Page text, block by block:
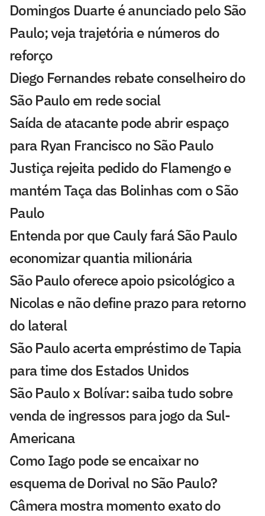
Domingos Duarte é anunciado pelo São
Paulo; veja trajetória e números do
reforço
Diego Fernandes rebate conselheiro do
São Paulo em rede social
Saída de atacante pode abrir espaço
para Ryan Francisco no São Paulo
Justiça rejeita pedido do Flamengo e
mantém Taça das Bolinhas com o São
Paulo
Entenda por que Cauly fará São Paulo
economizar quantia milionária
São Paulo oferece apoio psicológico a
Nicolas e não define prazo para retorno
do lateral
São Paulo acerta empréstimo de Tapia
para time dos Estados Unidos
São Paulo x Bolívar: saiba tudo sobre
venda de ingressos para jogo da Sul-
Americana
Como Iago pode se encaixar no
esquema de Dorival no São Paulo?
Câmera mostra momento exato do